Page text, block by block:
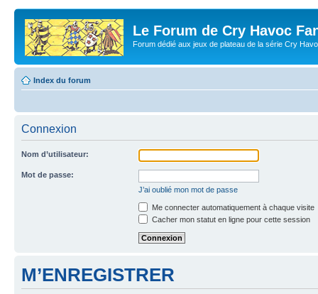
Le Forum de Cry Havoc
Forum dédié aux jeux de plateau de la série Cry
Index du forum
Connexion
Nom d’utilisateur:
Mot de passe:
J’ai oublié mon mot de passe
Me connecter automatiquement à chaque visite
Cacher mon statut en ligne pour cette session
M’ENREGISTRER